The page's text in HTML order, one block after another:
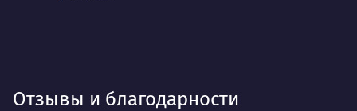
Отзывы и благодарности